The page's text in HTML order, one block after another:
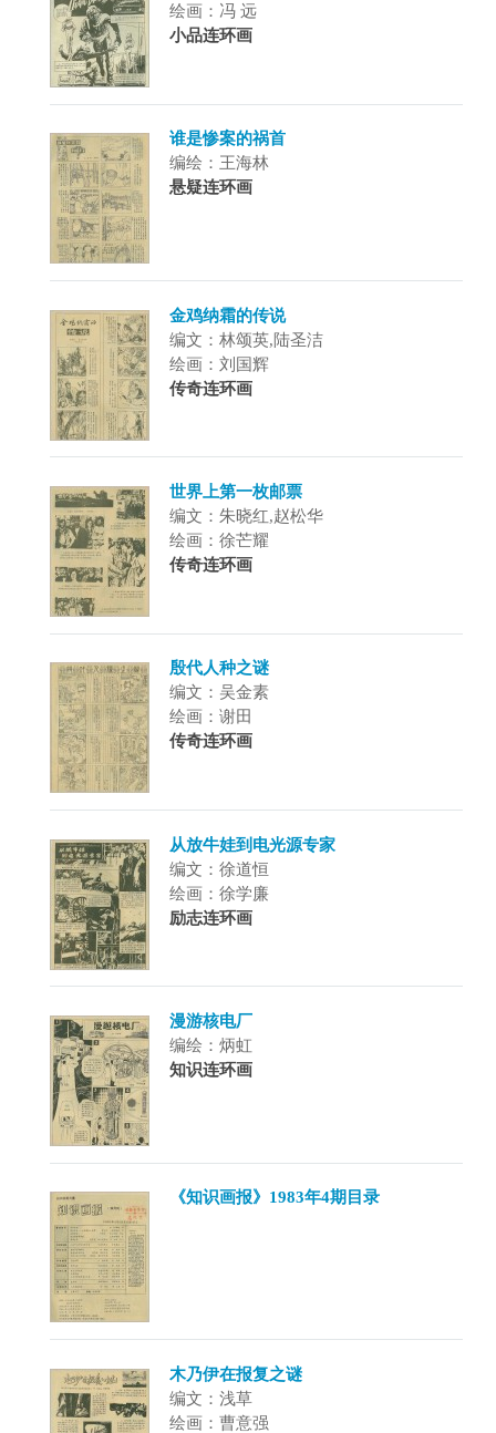
绘画：冯 远
小品连环画
谁是惨案的祸首
编绘：王海林
悬疑连环画
金鸡纳霜的传说
编文：林颂英,陆圣洁
绘画：刘国辉
传奇连环画
世界上第一枚邮票
编文：朱晓红,赵松华
绘画：徐芒耀
传奇连环画
殷代人种之谜
编文：吴金素
绘画：谢田
传奇连环画
从放牛娃到电光源专家
编文：徐道恒
绘画：徐学廉
励志连环画
漫游核电厂
编绘：炳虹
知识连环画
《知识画报》1983年4期目录
木乃伊在报复之谜
编文：浅草
绘画：曹意强